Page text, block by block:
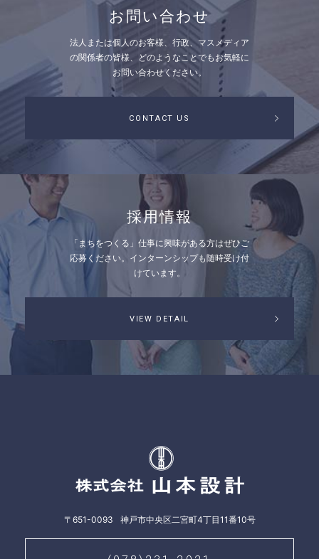
お問い合わせ
法人または個人のお客様、行政、マスメディア
の関係者の皆様、
どのようなことでもお気軽に
お問い合わせください。
CONTACT US
採用情報
「まちをつくる」仕事に興味がある方はぜひご
応募ください。 インターンシップも随時受け付
けています。
VIEW DETAIL
〒651-0093 神戸市中央区二宮町4丁目11番10号